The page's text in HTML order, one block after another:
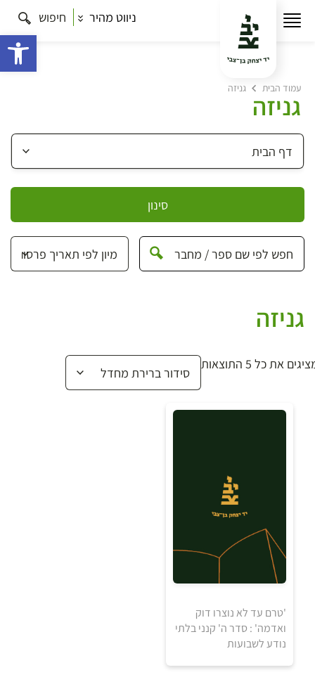
ניווט מהיר חיפוש
עמוד הבית גניזה
גניזה
סינון
גניזה
את כל ⁦5⁩ התוצאות
'טרם עד לא נוצרו דוק
ואדמה' : סדר ה' קנני בלתי
נודע לשבועות